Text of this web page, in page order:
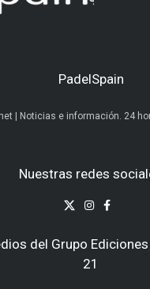
PadelSpain
| Noticias e información. 24
Nuestras redes
del Grupo
21